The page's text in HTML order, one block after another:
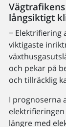
långsiktigt
− Elektrifiering
viktigaste
och pekar på
och tillräcklig
I prognoserna
längre med